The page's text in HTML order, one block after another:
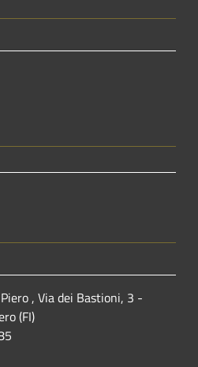
, Via dei Bastioni, 3 -
(FI)